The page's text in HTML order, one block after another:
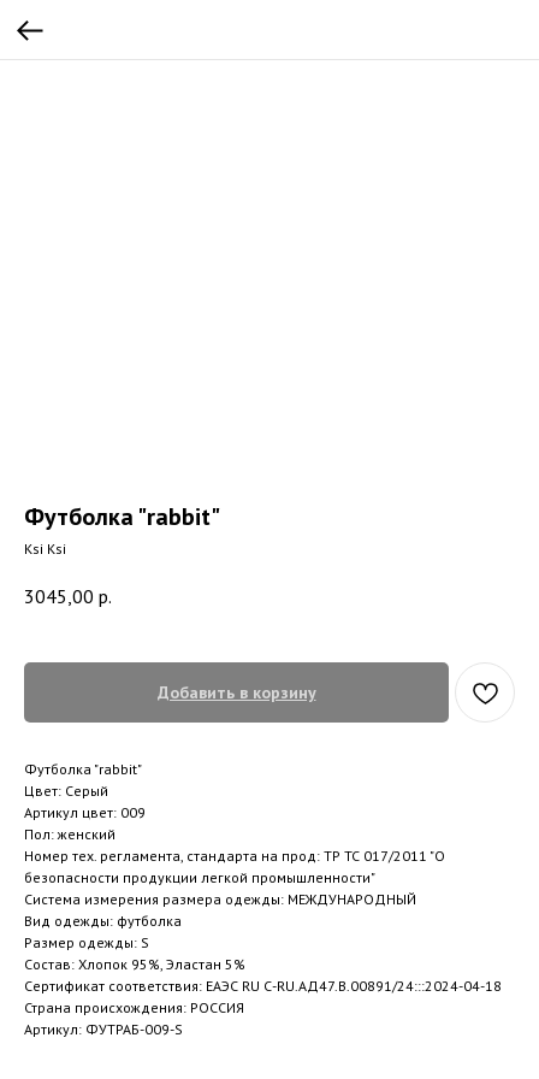
Футболка "rabbit"
Ksi Ksi
3045,00 р.
Добавить в корзину
Футболка "rabbit"
Цвет: Серый
Артикул цвет: 009
Пол: женский
Номер тех. регламента, стандарта на прод: ТР ТС 017/2011 "О
безопасности продукции легкой промышленности"
Система измерения размера одежды: МЕЖДУНАРОДНЫЙ
Вид одежды: футболка
Размер одежды: S
Состав: Хлопок 95%, Эластан 5%
Сертификат соответствия: ЕАЭС RU С-RU.АД47.В.00891/24:::2024-04-18
Страна происхождения: РОССИЯ
Артикул: ФУТРАБ-009-S